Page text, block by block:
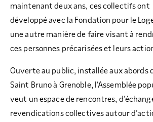
maintenant deux ans, ces collectifs ont
développé avec la Fondation pour le
une autre manière de faire visant à
ces personnes précarisées et leurs
Ouverte au public, installée aux abords
Saint Bruno à Grenoble, l’Assemblée
veut un espace de rencontres,
revendications collectives autour